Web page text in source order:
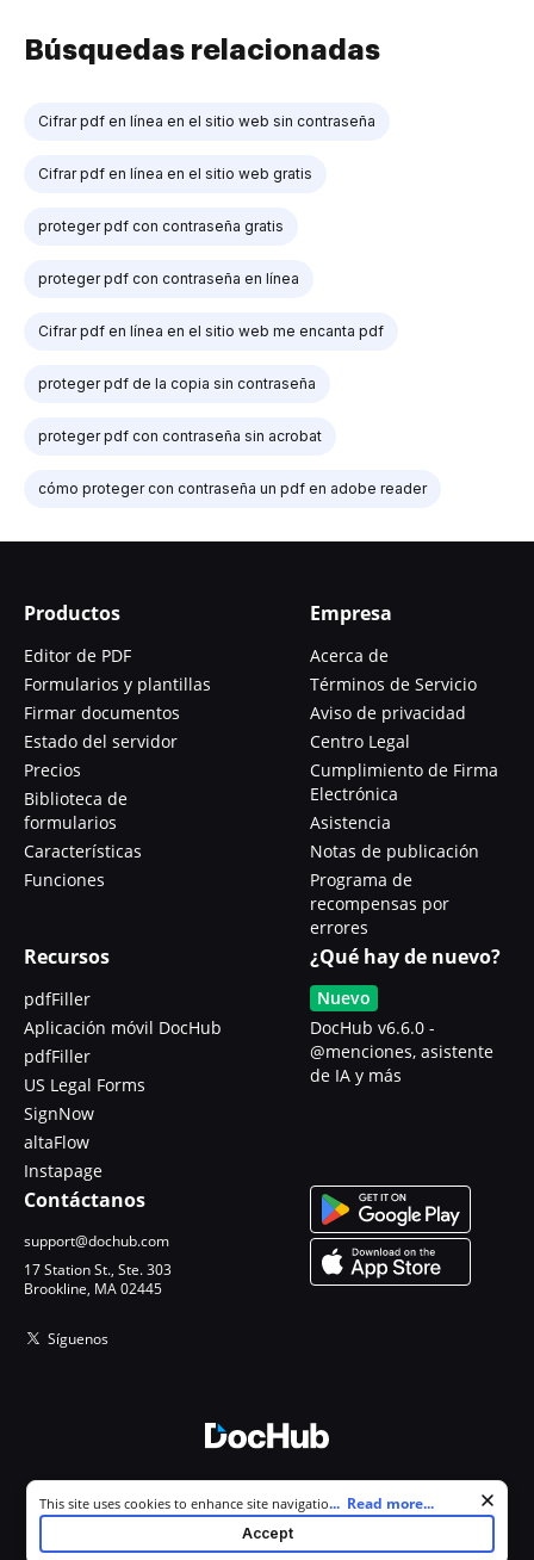
Búsquedas relacionadas
Cifrar pdf en línea en el sitio web sin contraseña
Cifrar pdf en línea en el sitio web gratis
proteger pdf con contraseña gratis
proteger pdf con contraseña en línea
Cifrar pdf en línea en el sitio web me encanta pdf
proteger pdf de la copia sin contraseña
proteger pdf con contraseña sin acrobat
cómo proteger con contraseña un pdf en adobe reader
Productos
Editor de PDF
Formularios y plantillas
Firmar documentos
Estado del servidor
Precios
Biblioteca de
formularios
Características
Funciones
Empresa
Acerca de
Términos de Servicio
Aviso de privacidad
Centro Legal
Cumplimiento de Firma
Electrónica
Asistencia
Notas de publicación
Programa de
recompensas por
errores
Recursos
pdfFiller
Aplicación móvil DocHub
pdfFiller
US Legal Forms
SignNow
altaFlow
Instapage
¿Qué hay de nuevo?
Nuevo
DocHub v6.6.0 -
@menciones, asistente
de IA y más
Contáctanos
support@dochub.com
17 Station St., Ste. 303
Brookline, MA 02445
Síguenos
Todos los derechos reservados.
Cookie consent notice
This site uses cookies to enhance site navigation and personalize
your experience. By using this site you agree to our use of cookies as
described in our
. You can modify your selections by
... Read more...
Accept